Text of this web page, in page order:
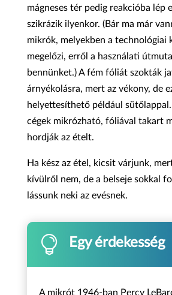
mágneses tér pedig reakcióba lép
szikrázik ilyenkor. (Bár ma már
mikrók, melyekben a technológiai
megelőzi, erről a használati
bennünket.) A fém fóliát szokták
árnyékolásra, mert az vékony, de
helyettesíthető például
cégek mikrózható, fóliával takart
hordják az ételt.
Ha kész az étel, kicsit várjunk,
kívülről nem, de a belseje sokkal
lássunk neki az evésnek.
 Egy érdekesség
A mikrót 1946-ban Percy